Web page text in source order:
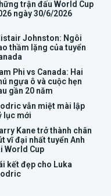
trận đấu World Cup
ngày 30/6/2026
Johnston: Ngôi
thầm lặng của tuyển
Phi vs Canada: Hai
ngựa ô và cuộc hẹn
gần 20 năm
vẫn miệt mài lập
lục mới
Kane trở thành chân
vĩ đại nhất tuyển Anh
World Cup
kết đẹp cho Luka